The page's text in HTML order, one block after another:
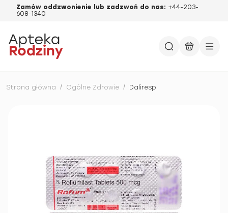
Zamów oddzwonienie lub zadzwoń do nas: +44-203-
608-1340
Strona główna / Ogólne Zdrowie / Daliresp